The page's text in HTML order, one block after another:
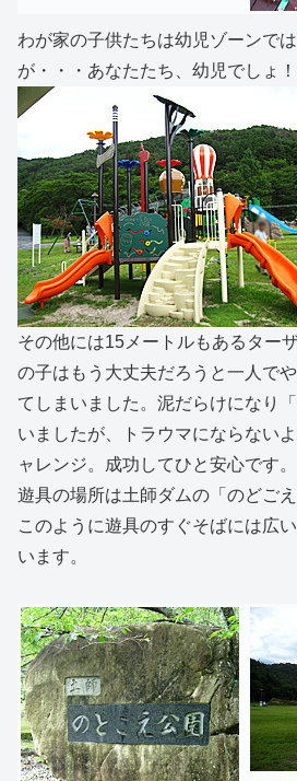
わが家の子供たちは幼児ゾーンで
が・・・あなたたち、幼児でしょ！
その他には15メートルもあるター
の子はもう大丈夫だろうと一人で
てしまいました。泥だらけになり
いましたが、トラウマにならない
ャレンジ。成功してひと安心です。
遊具の場所は土師ダムの「のどご
このように遊具のすぐそばには広
います。